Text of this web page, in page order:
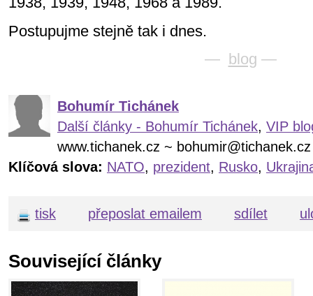
Postupujme stejně tak i dnes.
— blog —
Bohumír Tichánek
Další články - Bohumír Tichánek, VIP
www.tichanek.cz ~ bohumir@tichanek.cz
Klíčová slova: NATO, prezident, Rusko,
tisk přeposlat emailem sdílet
Související články